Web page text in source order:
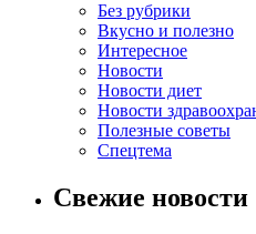
Без рубрики
Вкусно и полезно
Интересное
Новости
Новости диет
Новости
Полезные советы
Спецтема
Свежие новости